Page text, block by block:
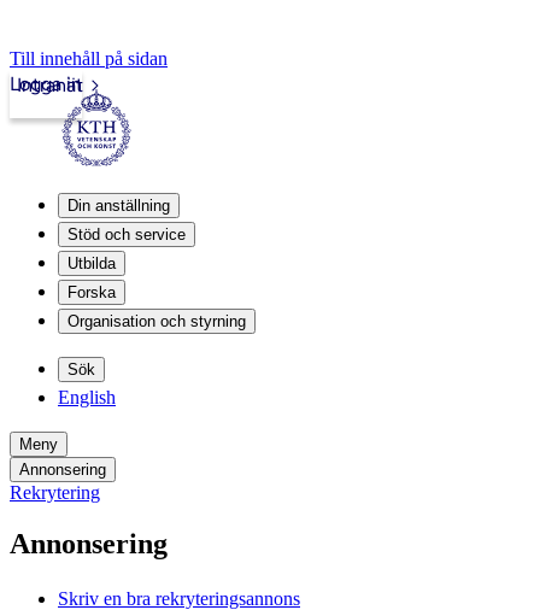
Till innehåll på sidan
Intranät
Logga in
Din anställning
Stöd och service
Utbilda
Forska
Organisation och styrning
Sök
English
Meny
Annonsering
Rekrytering
Annonsering
Skriv en bra rekryteringsannons